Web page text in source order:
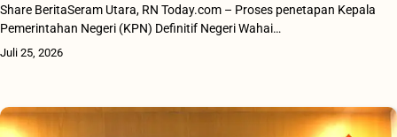
Share BeritaSeram Utara, RN Today.com – Proses penetapan Kepala
Pemerintahan Negeri (KPN) Definitif Negeri Wahai…
Juli 25, 2026